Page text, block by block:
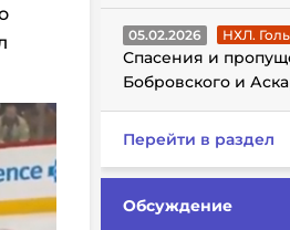
05.02.2026 НХЛ.
Спасения и
Бобровского и
Перейти в раздел
Обсуждение